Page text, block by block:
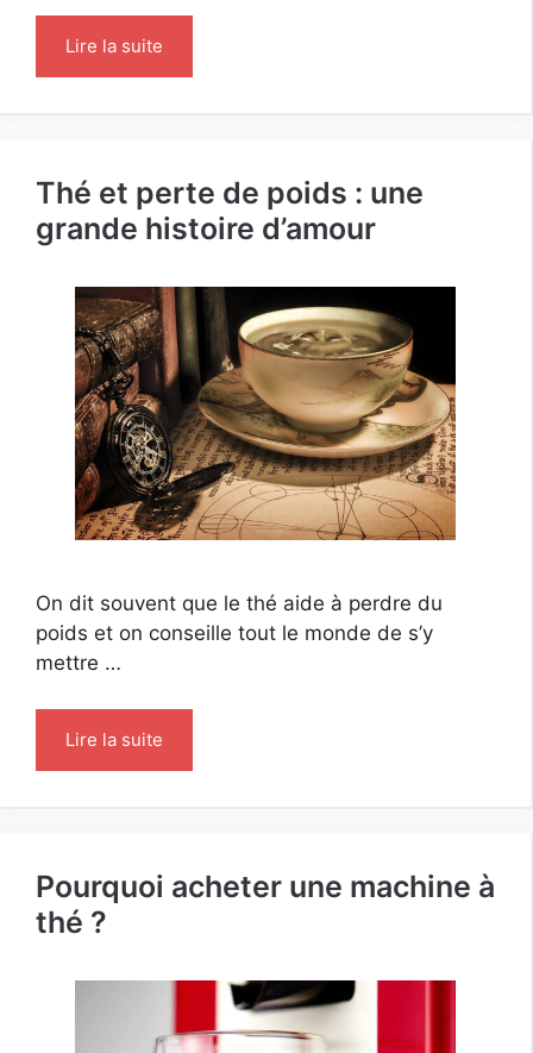
Lire la suite
Thé et perte de poids : une
grande histoire d’amour
On dit souvent que le thé aide à perdre du
poids et on conseille tout le monde de s’y
mettre …
Lire la suite
Pourquoi acheter une machine à
thé ?